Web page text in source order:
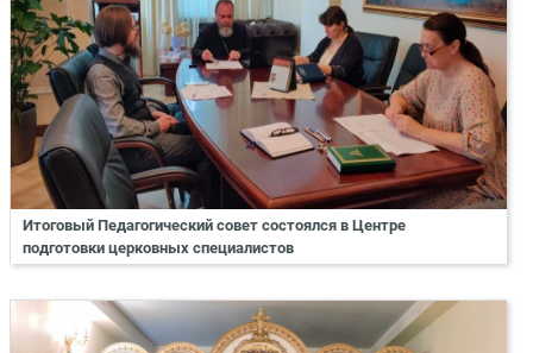
Итоговый Педагогический совет состоялся в Центре
подготовки церковных специалистов